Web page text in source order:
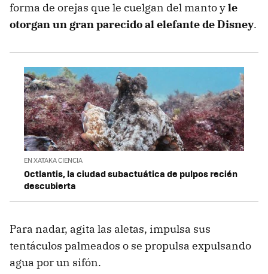
forma de orejas que le cuelgan del manto yle
otorgan un gran parecido al elefante de Disney.
EN XATAKA CIENCIA
Octlantis, la ciudad subactuática de pulpos recién
descubierta
Para nadar, agita las aletas, impulsa sus
tentáculos palmeados o se propulsa expulsando
agua por un sifón.